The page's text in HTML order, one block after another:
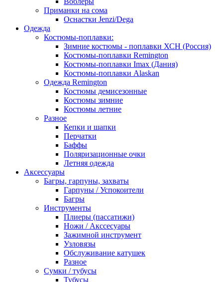
Приманки на сома
Оснастки Jenzi/Dega
Одежда
Костюмы-поплавки:
Зимние костюмы - поплавки ХСН (Россия)
Костюмы-поплавки Remington
Костюмы-поплавки Imax (Дания)
Костюмы-поплавки Alaskan
Одежда Remington
Костюмы демисезонные
Костюмы зимние
Костюмы летние
Разное
Кепки и шапки
Перчатки
Баффы
Поляризационные очки
Летняя одежда
Аксессуары
Багры, гарпуны, захваты
Гарпуны / Успокоители
Багры
Инструменты
Плиеры (пассатижи)
Ножи / Акссесуары
Зажимной инструмент
Узловязы
Обслуживание катушек
Разное
Сумки / тубусы
Тубусы